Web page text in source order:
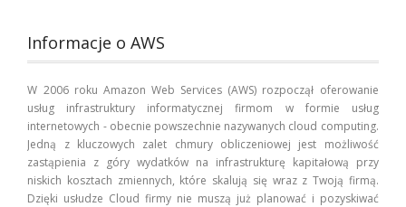
Informacje o AWS
W 2006 roku Amazon Web Services (AWS) rozpoczął oferowanie
usług infrastruktury informatycznej firmom w formie usług
internetowych - obecnie powszechnie nazywanych cloud computing.
Jedną z kluczowych zalet chmury obliczeniowej jest możliwość
zastąpienia z góry wydatków na infrastrukturę kapitałową przy
niskich kosztach zmiennych, które skalują się wraz z Twoją firmą.
Dzięki usłudze Cloud firmy nie muszą już planować i pozyskiwać